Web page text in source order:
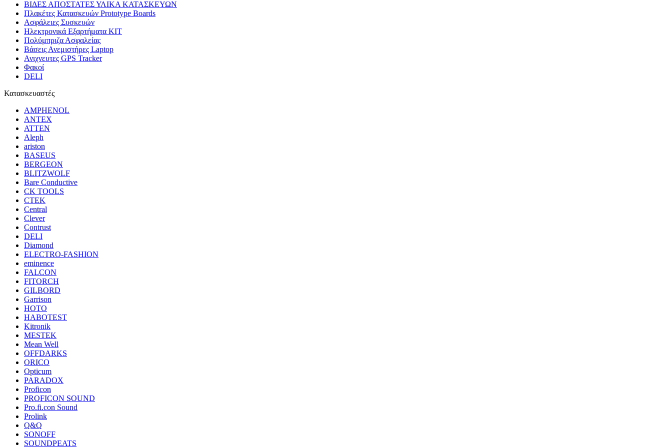
ΒΙΔΕΣ ΑΠΟΣΤΑΤΕΣ ΥΛΙΚΑ ΚΑΤΑΣΚΕΥΩΝ
Πλακέτες Κατασκευών Prototype Boards
Ασφάλειες Συσκευών
Ηλεκτρονικά Εξαρτήματα KIT
Πολύμπριζα Ασφαλείας
Βάσεις Ανεμιστήρες Laptop
Ανιχνευτες GPS Tracker
Φακοί
DELI
Κατασκευαστές
AMPHENOL
ANTEX
ATTEN
Aleph
ariston
BASEUS
BERGEON
BLITZWOLF
Bare Conductive
CK TOOLS
CTEK
Central
Clever
Contrust
DELI
Diamond
ELECTRO-FASHION
eminence
FALCON
FITORCH
GILBORD
Garrison
HOTO
HABOTEST
Kitronik
MESTEK
Mean Well
OFFDARKS
ORICO
Opticum
PARADOX
Proficon
PROFICON SOUND
Pro.fi.con Sound
Prolink
Q&Q
SONOFF
SOUNDPEATS